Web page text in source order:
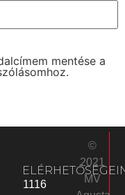
mentése a
1116
©
2021
MV